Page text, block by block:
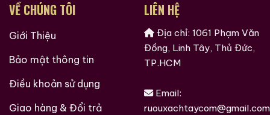
VỀ CHÚNG TÔI
Giới Thiệu
Bảo mật thông tin
Điều khoản sử dụng
Giao hàng & Đổi trả
LIÊN HỆ
Địa chỉ: 1061 Phạm Văn
Đồng, Linh Tây, Thủ Đức,
TP.HCM
Email:
ruouxachtaycom@gmail.com